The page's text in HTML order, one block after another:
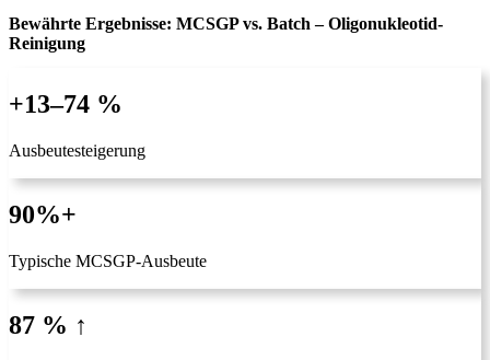
Bewährte Ergebnisse: MCSGP vs. Batch – Oligonukleotid-
Reinigung
+13–74 %
Ausbeutesteigerung
90%+
Typische MCSGP-Ausbeute
87 % ↑